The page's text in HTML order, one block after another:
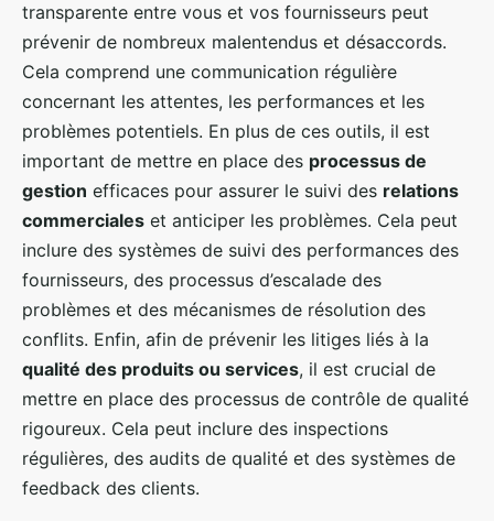
transparente entre vous et vos fournisseurs peut
prévenir de nombreux malentendus et désaccords.
Cela comprend une communication régulière
concernant les attentes, les performances et les
problèmes potentiels. En plus de ces outils, il est
important de mettre en place des processus de
gestion efficaces pour assurer le suivi des relations
commerciales et anticiper les problèmes. Cela peut
inclure des systèmes de suivi des performances des
fournisseurs, des processus d’escalade des
problèmes et des mécanismes de résolution des
conflits. Enfin, afin de prévenir les litiges liés à la
qualité des produits ou services, il est crucial de
mettre en place des processus de contrôle de qualité
rigoureux. Cela peut inclure des inspections
régulières, des audits de qualité et des systèmes de
feedback des clients.